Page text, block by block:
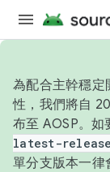
為配合主幹穩定
性，我們將自
布至 AOSP。如
latest-release
單分支版本一